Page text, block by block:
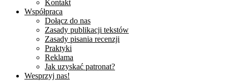
Kontakt
Współpraca
Dołącz do nas
Zasady publikacji tekstów
Zasady pisania recenzji
Praktyki
Reklama
Jak uzyskać patronat?
Wesprzyj nas!